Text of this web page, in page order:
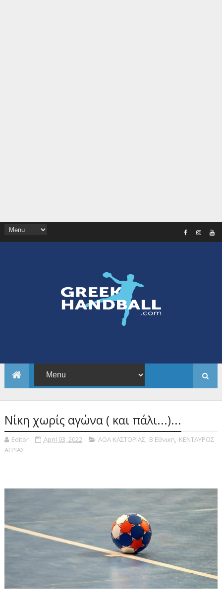
Νίκη χωρίς αγώνα ( και πάλι...)...
Editor April 03, 2022 ΑΟΑ ΚΑΣΤΟΡΙΑΣ, Β Εθνικη, ΚΕΝΤΑΥΡΟΣ
ΑΓΡΙΑΣ